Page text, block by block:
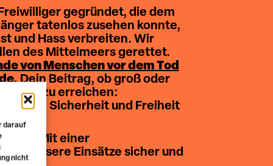
darauf
nicht
gegründet, die dem
tatenlos zusehen konnte,
und Hass verbreiten. Wir
des Mittelmeers gerettet.
von Menschen vor dem Tod
Dein Beitrag, ob groß oder
Ziele zu erreichen:
nach Sicherheit und Freiheit
! Mit einer
wir unsere Einsätze sicher und